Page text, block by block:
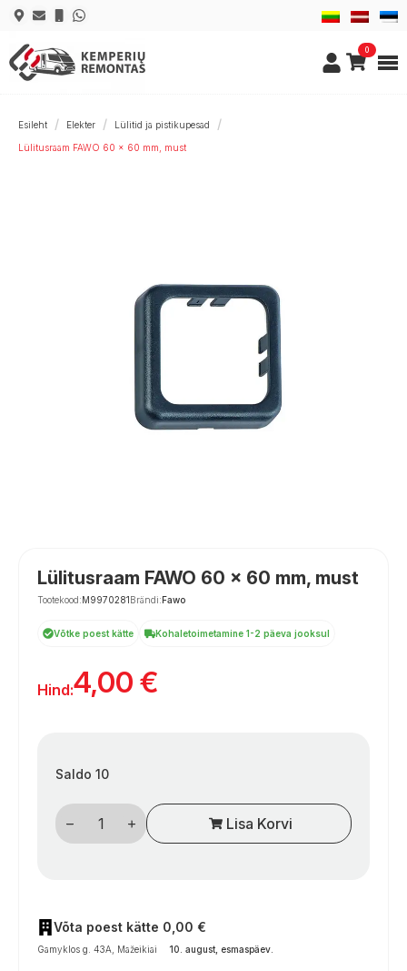
0
Esileht Elekter Lülitid ja pistikupesad
Lülitusraam FAWO 60 x 60 mm, must
Lülitusraam FAWO 60 x 60 mm, must
Tootekood:M9970281Brändi:Fawo
Võtke poest kätte Kohaletoimetamine 1-2 päeva jooksul
Hind:4,00 €
Saldo 10
Jungtuko
rėmelis
FAWO
kogus
Lisa Korvi
Võta poest kätte 0,00 €
Gamyklos g. 43A, Mažeikiai 10. august, esmaspäev.